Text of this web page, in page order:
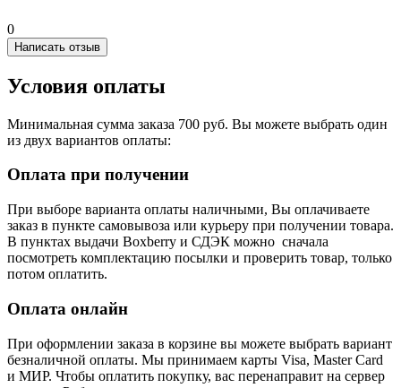
0
Написать отзыв
Условия оплаты
Минимальная сумма заказа 700 руб. Вы можете выбрать один
из двух вариантов оплаты:
Оплата при получении
При выборе варианта оплаты наличными, Вы оплачиваете
заказ в пункте самовывоза или курьеру при получении товара.
В пунктах выдачи Boxberry и СДЭК можно сначала
посмотреть комплектацию посылки и проверить товар, только
потом оплатить.
Оплата онлайн
При оформлении заказа в корзине вы можете выбрать вариант
безналичной оплаты. Мы принимаем карты Visa, Master Card
и МИР. Чтобы оплатить покупку, вас перенаправит на сервер